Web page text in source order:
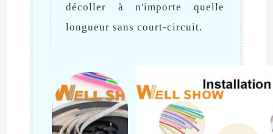
Aperçu
Produits
Vidéos
décoller à n'importe quelle
longueur sans court-circuit.